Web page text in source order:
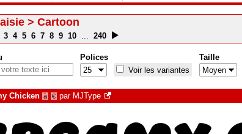
> Cartoon
3 4 5 6 7 8 9 10 ... 240
Polices
Voir les variantes
Taille
Chicken à € par MJType